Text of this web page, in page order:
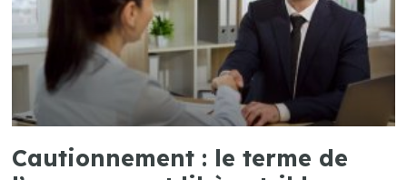
Cautionnement : le terme de